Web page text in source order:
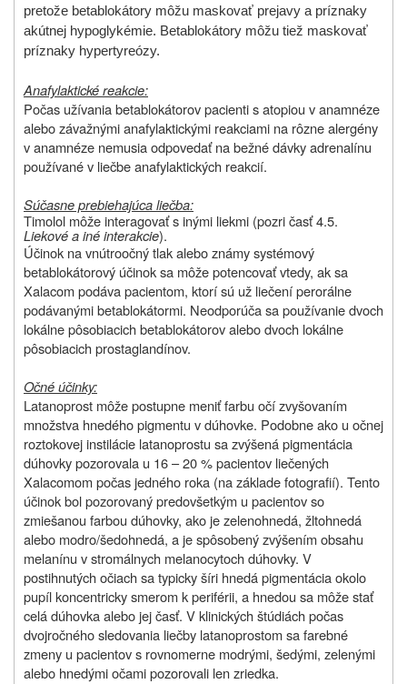
pretože betablokátory môžu maskovať prejavy a príznaky
akútnej hypoglykémie. Betablokátory môžu tiež maskovať
príznaky hypertyreózy.
Anafylaktické reakcie:
Počas užívania betablokátorov pacienti s atopiou v anamnéze
alebo závažnými anafylaktickými reakciami na rôzne alergény
v anamnéze nemusia odpovedať na bežné dávky adrenalínu
používané v liečbe anafylaktických reakcií.
Súčasne prebiehajúca liečba:
Timolol môže interagovať s inými liekmi (pozri časť 4.5.
Liekové a iné interakcie).
Účinok na vnútroočný tlak alebo známy systémový
betablokátorový účinok sa môže potencovať vtedy, ak sa
Xalacom podáva pacientom, ktorí sú už liečení perorálne
podávanými betablokátormi. Neodporúča sa používanie dvoch
lokálne pôsobiacich betablokátorov alebo dvoch lokálne
pôsobiacich prostaglandínov.
Očné účinky:
Latanoprost môže postupne meniť farbu očí zvyšovaním
množstva hnedého pigmentu v dúhovke. Podobne ako u očnej
roztokovej instilácie latanoprostu sa zvýšená pigmentácia
dúhovky pozorovala u 16 – 20 % pacientov liečených
Xalacomom počas jedného roka (na základe fotografií). Tento
účinok bol pozorovaný predovšetkým u pacientov so
zmiešanou farbou dúhovky, ako je zelenohnedá, žltohnedá
alebo modro/šedohnedá, a je spôsobený zvýšením obsahu
melanínu v stromálnych melanocytoch dúhovky. V
postihnutých očiach sa typicky šíri hnedá pigmentácia okolo
pupíl koncentricky smerom k periférii, a hnedou sa môže stať
celá dúhovka alebo jej časť. V klinických štúdiách počas
dvojročného sledovania liečby latanoprostom sa farebné
zmeny u pacientov s rovnomerne modrými, šedými, zelenými
alebo hnedými očami pozorovali len zriedka.